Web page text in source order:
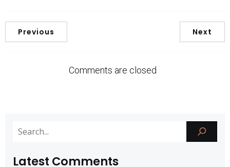
Previous Next
Comments are closed
Latest Comments